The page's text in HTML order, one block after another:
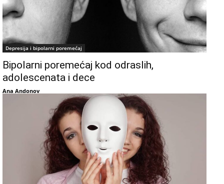
Depresija i bipolarni poremećaj
Bipolarni poremećaj kod odraslih,
adolescenata i dece
Ana Andonov